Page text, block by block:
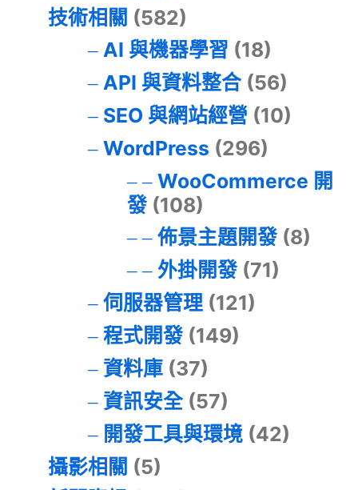
技術相關 (582)
AI 與機器學習 (18)
API 與資料整合(56)
SEO 與網站經營 (10)
WordPress (296)
WooCommerce 開
發(108)
佈景主題開發(8)
外掛開發(71)
伺服器管理(121)
程式開發(149)
資料庫(37)
資訊安全(57)
開發工具與環境(42)
攝影相關 (5)